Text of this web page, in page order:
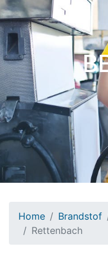
Home Brandstof
Rettenbach